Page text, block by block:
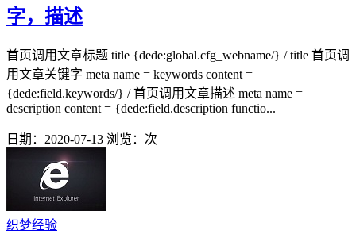
字，描述
首页调用文章标题 title {dede:global.cfg_webname/} / title 首页调
用文章关键字 meta name = keywords content =
{dede:field.keywords/} / 首页调用文章描述 meta name =
description content = {dede:field.description functio...
日期：2020-07-13 浏览： 次
织梦经验